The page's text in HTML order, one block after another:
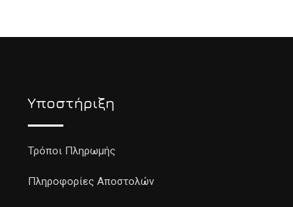
Υποστήριξη
Τρόποι Πληρωμής
Πληροφορίες Αποστολών